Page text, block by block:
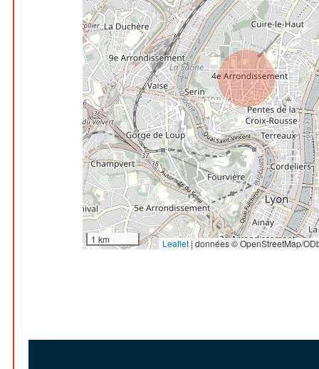
1 km Leaflet | données © OpenStreetMap/